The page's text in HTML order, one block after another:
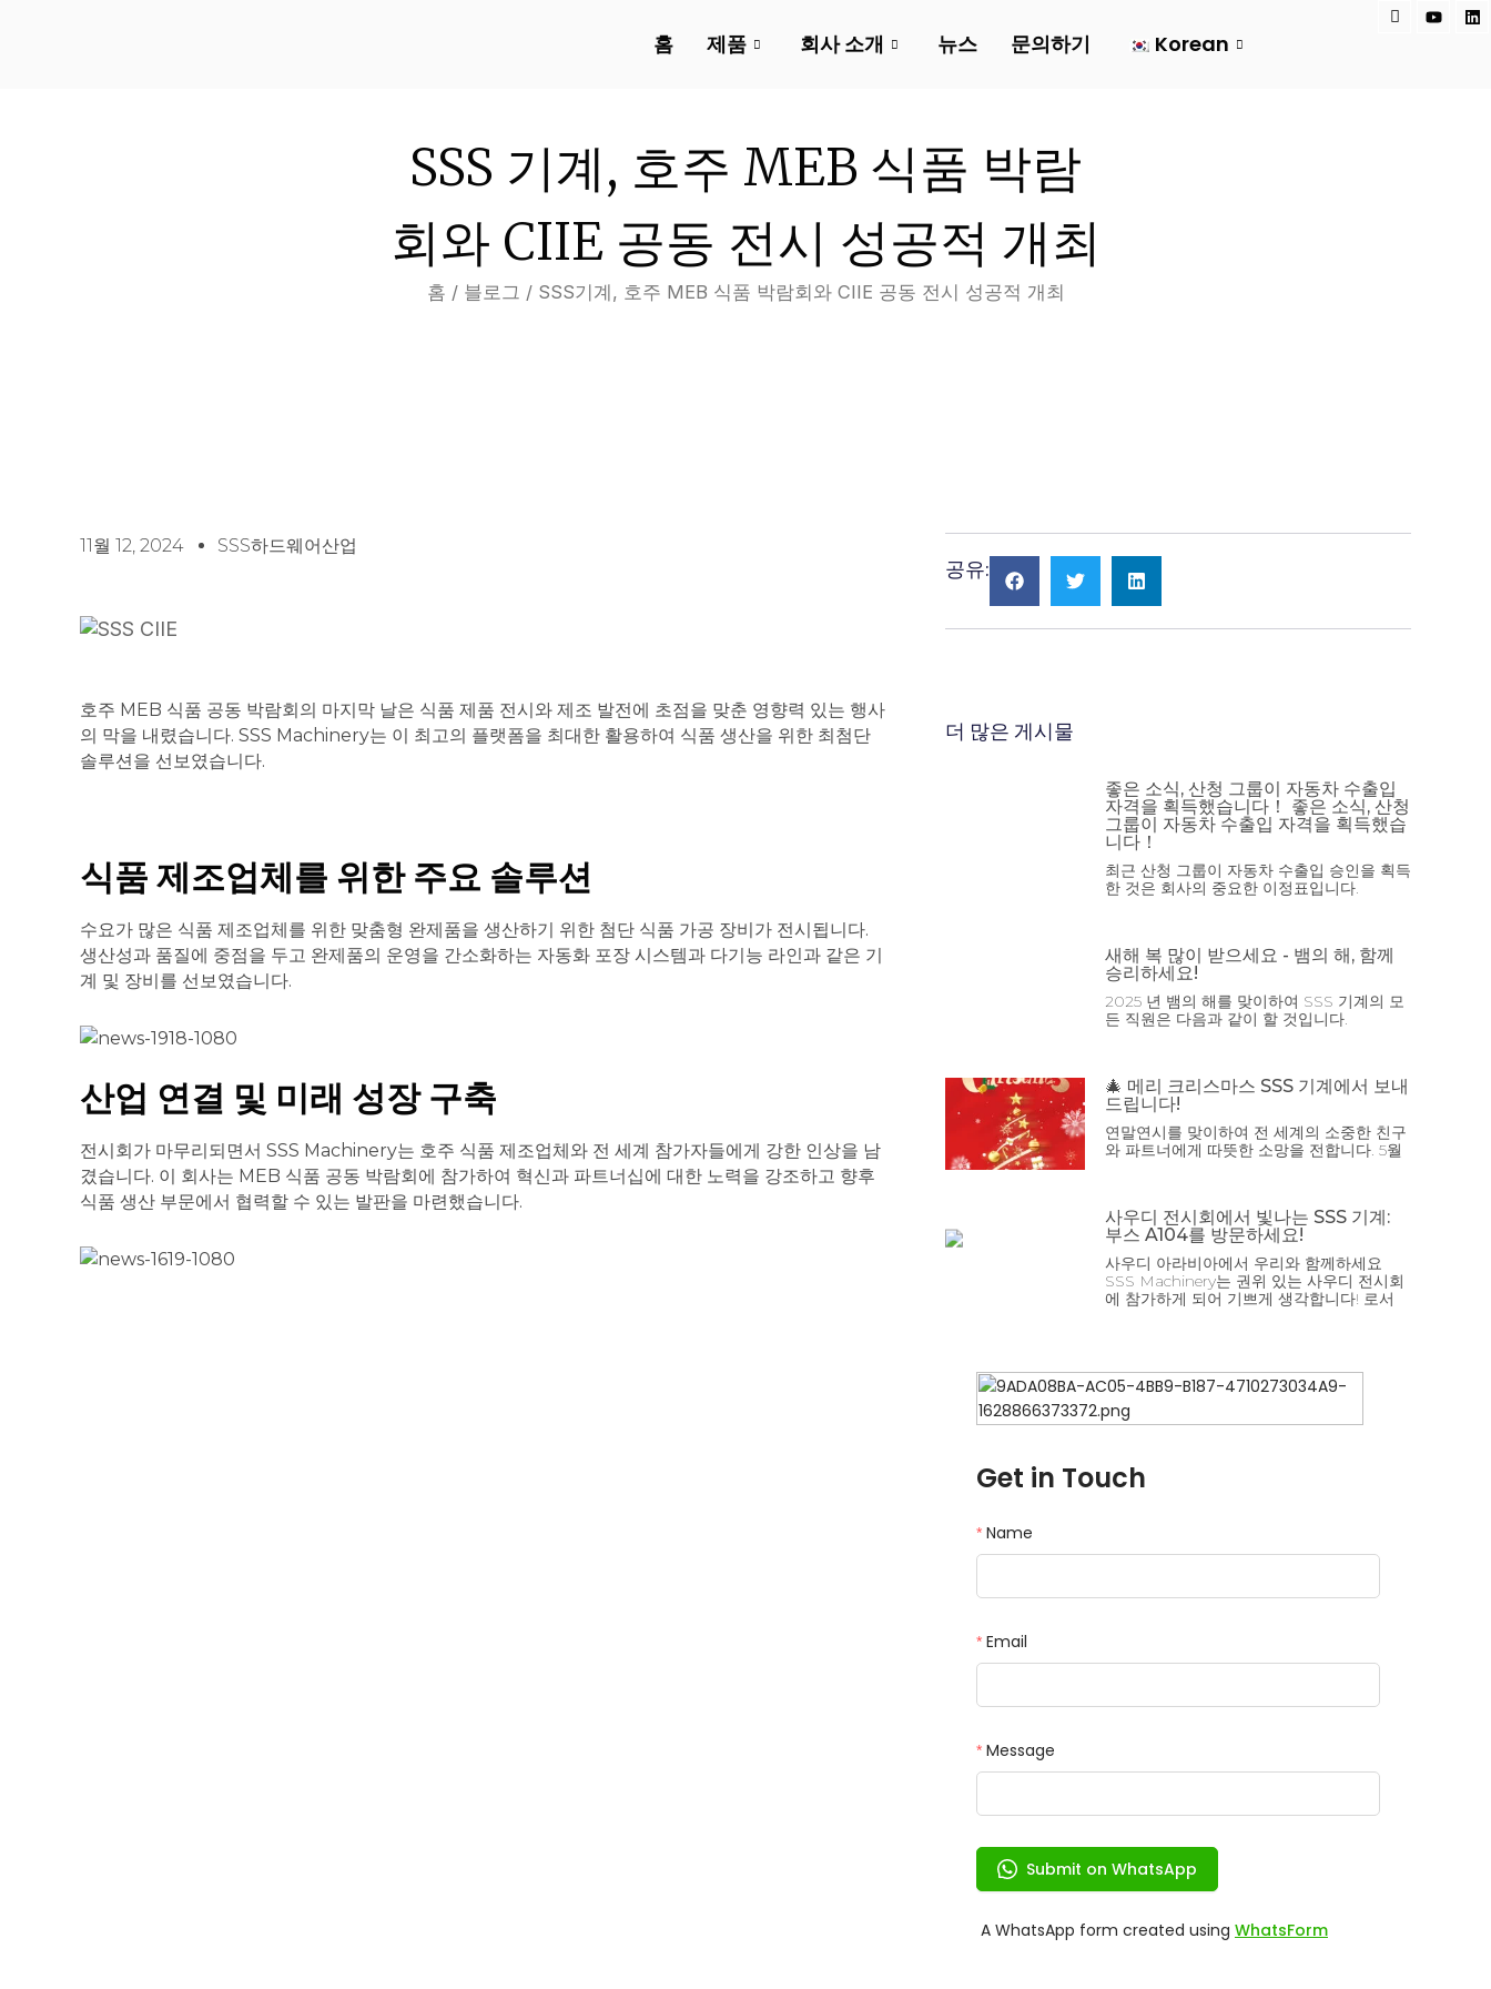
홈 제품 회사 소개 뉴스 문의하기 Korean
아
이
유
튜
링
크
SSS 기계, 호주 MEB 식품 박람
회와 CIIE 공동 전시 성공적 개최
홈 / 블로그 / SSS기계, 호주 MEB 식품 박람회와 CIIE 공동 전시 성공적 개최
11월 12, 2024 SSS하드웨어산업
호주 MEB 식품 공동 박람회의 마지막 날은 식품 제품 전시와 제조 발전에 초점을 맞춘 영향력 있는 행사
의 막을 내렸습니다. SSS Machinery는 이 최고의 플랫폼을 최대한 활용하여 식품 생산을 위한 최첨단
솔루션을 선보였습니다.
식품 제조업체를 위한 주요 솔루션
수요가 많은 식품 제조업체를 위한 맞춤형 완제품을 생산하기 위한 첨단 식품 가공 장비가 전시됩니다.
생산성과 품질에 중점을 두고 완제품의 운영을 간소화하는 자동화 포장 시스템과 다기능 라인과 같은 기
계 및 장비를 선보였습니다.
산업 연결 및 미래 성장 구축
전시회가 마무리되면서 SSS Machinery는 호주 식품 제조업체와 전 세계 참가자들에게 강한 인상을 남
겼습니다. 이 회사는 MEB 식품 공동 박람회에 참가하여 혁신과 파트너십에 대한 노력을 강조하고 향후
식품 생산 부문에서 협력할 수 있는 발판을 마련했습니다.
공유:
더 많은 게시물
좋은 소식, 산청 그룹이 자동차 수출입
자격을 획득했습니다！ 좋은 소식, 산청
그룹이 자동차 수출입 자격을 획득했습
니다！
최근 산청 그룹이 자동차 수출입 승인을 획득
한 것은 회사의 중요한 이정표입니다.
새해 복 많이 받으세요 - 뱀의 해, 함께
승리하세요!
2025 년 뱀의 해를 맞이하여 SSS 기계의 모
든 직원은 다음과 같이 할 것입니다.
🎄 메리 크리스마스 SSS 기계에서 보내
드립니다!
연말연시를 맞이하여 전 세계의 소중한 친구
와 파트너에게 따뜻한 소망을 전합니다. 5월
사우디 전시회에서 빛나는 SSS 기계:
부스 A104를 방문하세요!
사우디 아라비아에서 우리와 함께하세요
SSS Machinery는 권위 있는 사우디 전시회
에 참가하게 되어 기쁘게 생각합니다! 로서